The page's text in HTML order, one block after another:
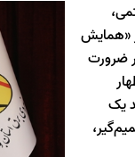
«همایش
ضرورت
یک